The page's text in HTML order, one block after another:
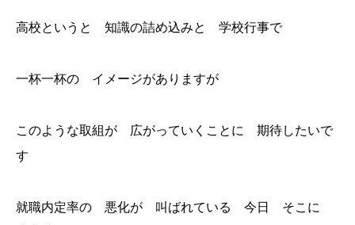
高校というと 知識の詰め込みと 学校行事で
一杯一杯の イメージがありますが
このような取組が 広がっていくことに 期待したいで
す
就職内定率の 悪化が 叫ばれている 今日 そこに